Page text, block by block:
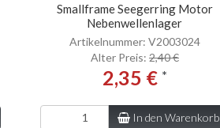
Smallframe Seegerring Motor
Nebenwellenlager
Artikelnummer: V2003024
Alter Preis: 2,40 €
2,35 € *
In den Warenkorb